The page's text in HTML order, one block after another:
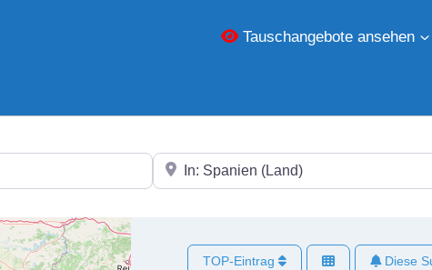
Tauschangebote ansehen
In der Nähe
TOP-Eintrag Diese